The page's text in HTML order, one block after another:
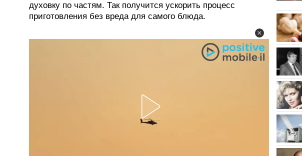
духовку по частям. Так получится ускорить процесс
приготовления без вреда для самого блюда.